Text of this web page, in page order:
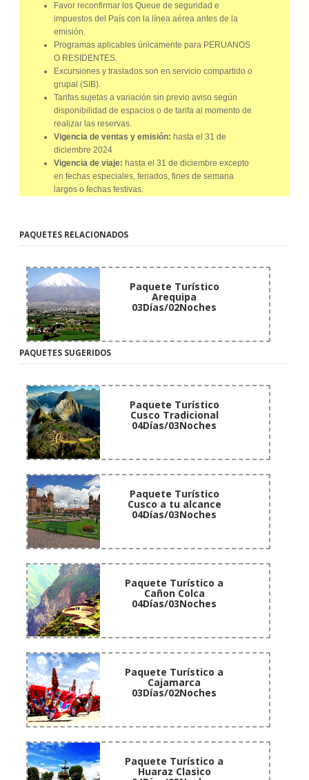
Favor reconfirmar los Queue de seguridad e
impuestos del País con la línea aérea antes de la
emisión.
Programas aplicables únicamente para PERUANOS
O RESIDENTES.
Excursiones y traslados son en servicio compartido o
grupal (SIB).
Tarifas sujetas a variación sin previo aviso según
disponibilidad de espacios o de tarifa al momento de
realizar las reservas.
Vigencia de ventas y emisión: hasta el 31 de
diciembre 2024
Vigencia de viaje: hasta el 31 de diciembre excepto
en fechas especiales, feriados, fines de semana
largos o fechas festivas.
PAQUETES RELACIONADOS
Paquete Turístico
Arequipa
03Días/02Noches
PAQUETES SUGERIDOS
Paquete Turístico
Cusco Tradicional
04Días/03Noches
Paquete Turístico
Cusco a tu alcance
04Días/03Noches
Paquete Turístico a
Cañon Colca
04Días/03Noches
Paquete Turístico a
Cajamarca
03Días/02Noches
Paquete Turístico a
Huaraz Clasico